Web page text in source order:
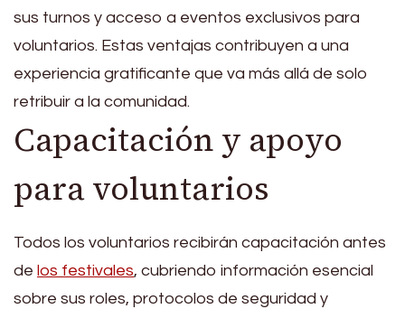
sus turnos y acceso a eventos exclusivos para
voluntarios. Estas ventajas contribuyen a una
experiencia gratificante que va más allá de solo
retribuir a la comunidad.
Capacitación y apoyo
para voluntarios
Todos los voluntarios recibirán capacitación antes
de los festivales, cubriendo información esencial
sobre sus roles, protocolos de seguridad y